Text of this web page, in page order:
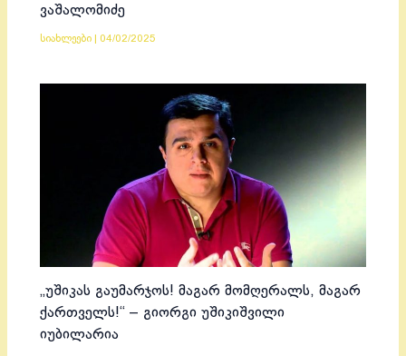
ვაშალომიძე
სიახლეები 04/02/2025
„უშიკას გაუმარჯოს! მაგარ მომღერალს, მაგარ
ქართველს!“ – გიორგი უშიკიშვილი
იუბილარია